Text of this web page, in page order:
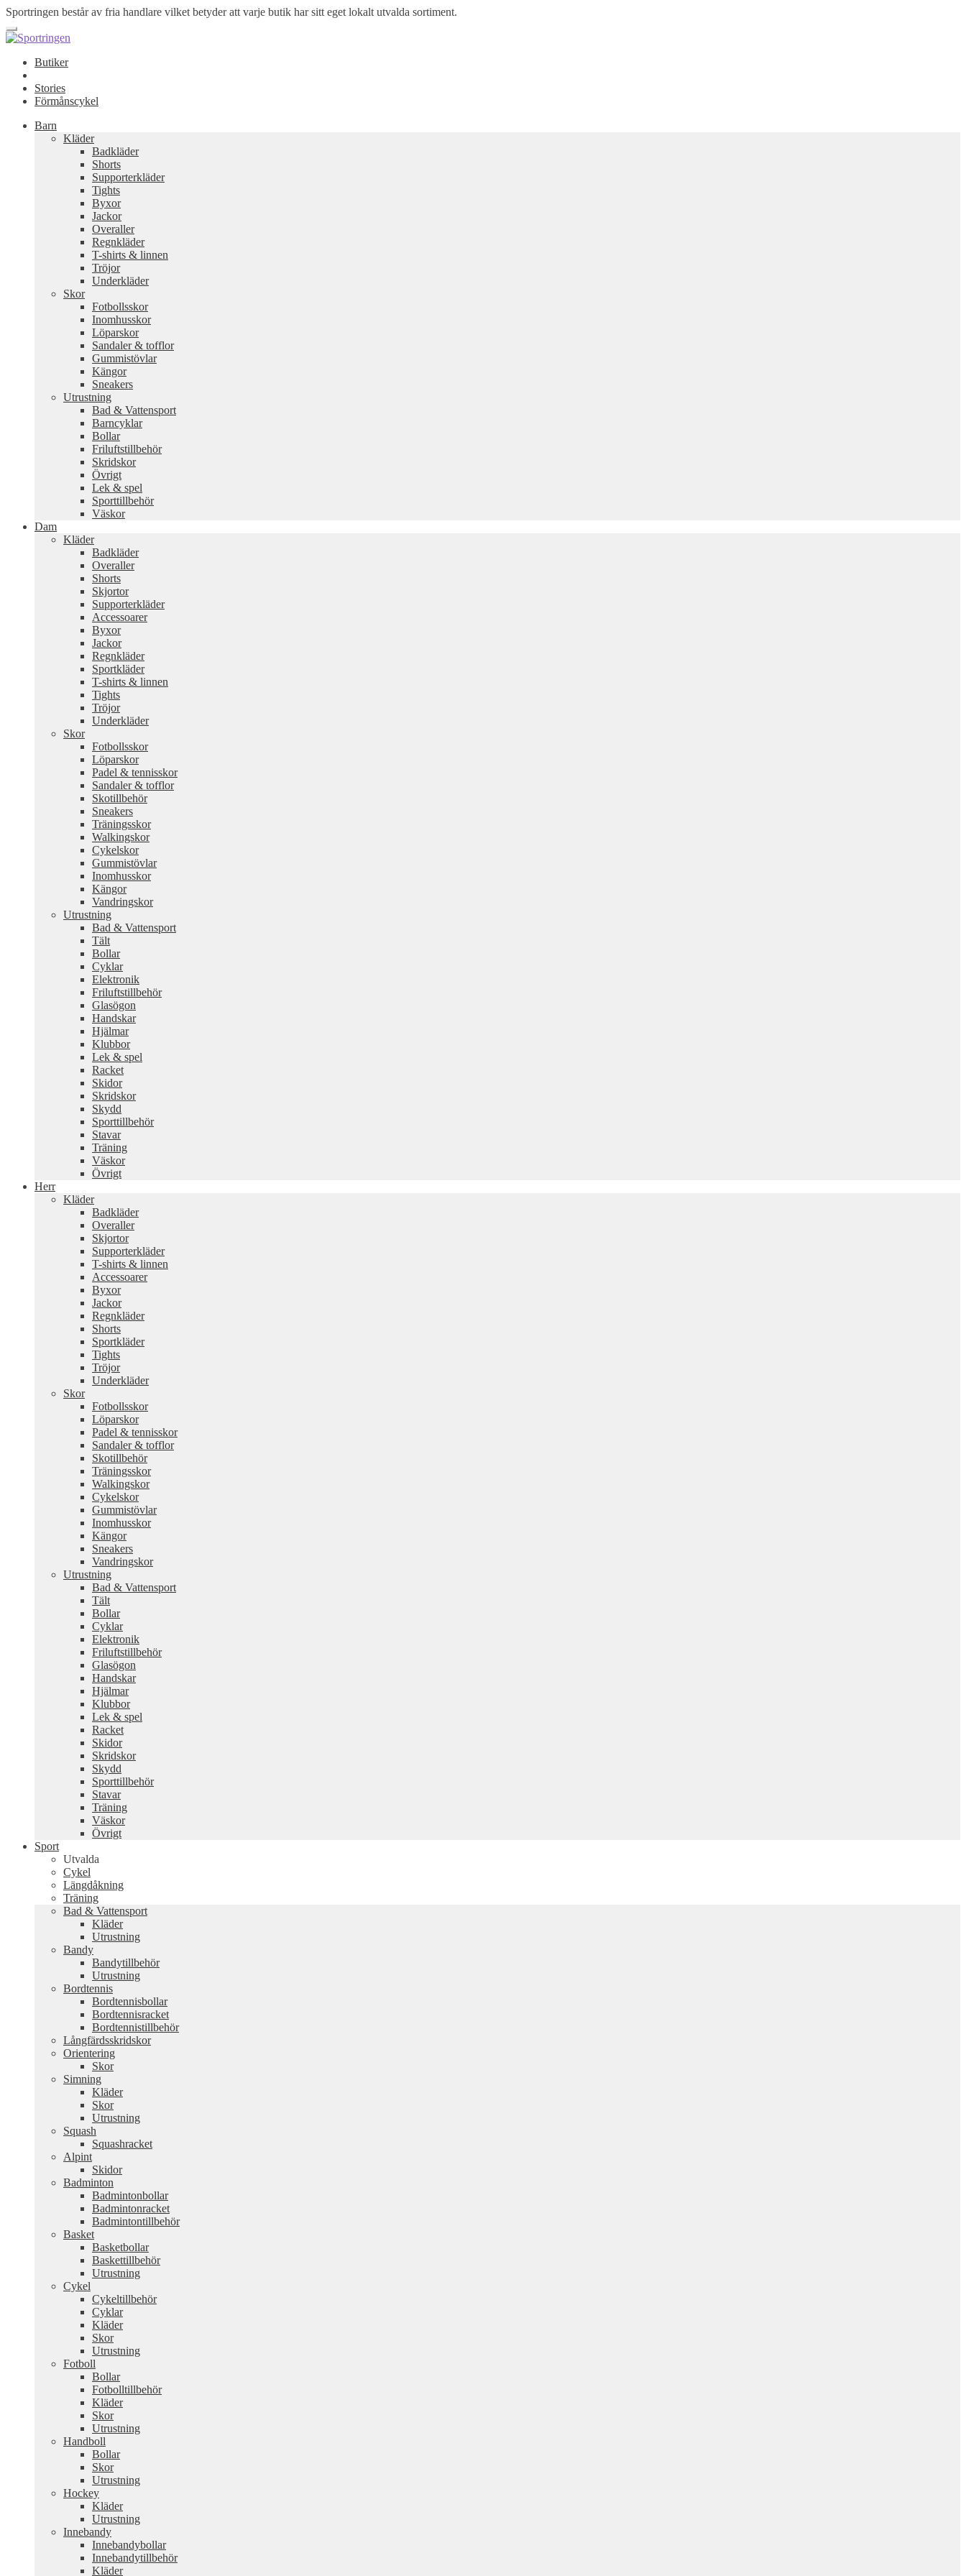
Sportringen består av fria handlare vilket betyder att varje butik har sitt eget lokalt utvalda sortiment.
Butiker
Stories
Förmånscykel
Barn
Kläder
Badkläder
Shorts
Supporterkläder
Tights
Byxor
Jackor
Overaller
Regnkläder
T-shirts & linnen
Tröjor
Underkläder
Skor
Fotbollsskor
Inomhusskor
Löparskor
Sandaler & tofflor
Gummistövlar
Kängor
Sneakers
Utrustning
Bad & Vattensport
Barncyklar
Bollar
Friluftstillbehör
Skridskor
Övrigt
Lek & spel
Sporttillbehör
Väskor
Dam
Kläder
Badkläder
Overaller
Shorts
Skjortor
Supporterkläder
Accessoarer
Byxor
Jackor
Regnkläder
Sportkläder
T-shirts & linnen
Tights
Tröjor
Underkläder
Skor
Fotbollsskor
Löparskor
Padel & tennisskor
Sandaler & tofflor
Skotillbehör
Sneakers
Träningsskor
Walkingskor
Cykelskor
Gummistövlar
Inomhusskor
Kängor
Vandringskor
Utrustning
Bad & Vattensport
Tält
Bollar
Cyklar
Elektronik
Friluftstillbehör
Glasögon
Handskar
Hjälmar
Klubbor
Lek & spel
Racket
Skidor
Skridskor
Skydd
Sporttillbehör
Stavar
Träning
Väskor
Övrigt
Herr
Kläder
Badkläder
Overaller
Skjortor
Supporterkläder
T-shirts & linnen
Accessoarer
Byxor
Jackor
Regnkläder
Shorts
Sportkläder
Tights
Tröjor
Underkläder
Skor
Fotbollsskor
Löparskor
Padel & tennisskor
Sandaler & tofflor
Skotillbehör
Träningsskor
Walkingskor
Cykelskor
Gummistövlar
Inomhusskor
Kängor
Sneakers
Vandringskor
Utrustning
Bad & Vattensport
Tält
Bollar
Cyklar
Elektronik
Friluftstillbehör
Glasögon
Handskar
Hjälmar
Klubbor
Lek & spel
Racket
Skidor
Skridskor
Skydd
Sporttillbehör
Stavar
Träning
Väskor
Övrigt
Sport
Utvalda
Cykel
Längdåkning
Träning
Bad & Vattensport
Kläder
Utrustning
Bandy
Bandytillbehör
Utrustning
Bordtennis
Bordtennisbollar
Bordtennisracket
Bordtennistillbehör
Långfärdsskridskor
Orientering
Skor
Simning
Kläder
Skor
Utrustning
Squash
Squashracket
Alpint
Skidor
Badminton
Badmintonbollar
Badmintonracket
Badmintontillbehör
Basket
Basketbollar
Baskettillbehör
Utrustning
Cykel
Cykeltillbehör
Cyklar
Kläder
Skor
Utrustning
Fotboll
Bollar
Fotbolltillbehör
Kläder
Skor
Utrustning
Handboll
Bollar
Skor
Utrustning
Hockey
Kläder
Utrustning
Innebandy
Innebandybollar
Innebandytillbehör
Kläder